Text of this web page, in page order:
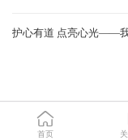
首页